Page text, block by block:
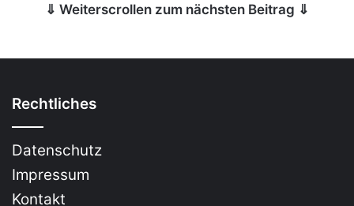
⇓ Weiterscrollen zum nächsten Beitrag ⇓
Rechtliches
Datenschutz
Impressum
Kontakt